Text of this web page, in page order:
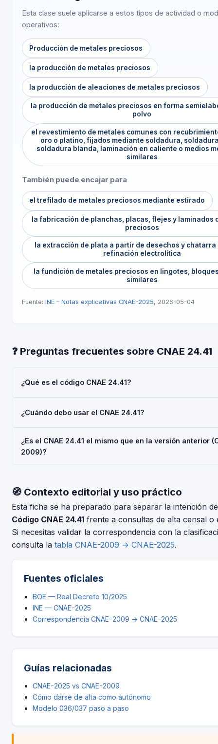
Esta clase suele aplicarse a estos tipos de actividad o
operativos:
Producción de metales preciosos
la producción de metales preciosos
la producción de aleaciones de metales preciosos
la producción de metales preciosos en forma
polvo
el revestimiento de metales comunes con
oro o platino, fijados mediante soldadura,
soldadura blanda, laminación en caliente o medios
similares
También puede encajar para
el trefilado de metales preciosos mediante estirado
la fabricación de planchas, placas, flejes y laminados
preciosos
la extracción de plata a partir de desechos y chatarra
refinación electrolítica
la fundición de metales preciosos en lingotes,
similares
Fuente: INE – Notas explicativas CNAE-2025, 2026-05-04
❓ Preguntas frecuentes sobre CNAE 24.41
¿Qué es el código CNAE 24.41?
según la Clasificación Nacional de Actividades Económicas
usado en registros oficiales en España.
¿Cuándo debo usar el CNAE 24.41?
metales preciosos'. Deberás indicarlo al darte de alta en la
Social (RETA), al registrar una sociedad en el Registro
¿Es el CNAE 24.41 el mismo que en la versión anterior
2009)?
modificaciones. El periodo de adaptación fue hasta el 30 de
🧭 Contexto editorial y uso práctico
Esta ficha se ha preparado para separar la intención
Código CNAE 24.41 frente a consultas de alta censal o
Si necesitas validar la correspondencia con la
consulta la tabla CNAE-2009 → CNAE-2025.
Fuentes oficiales
BOE — Real Decreto 10/2025
INE — CNAE-2025
Correspondencia CNAE-2009 → CNAE-2025
Guías relacionadas
CNAE-2025 vs CNAE-2009
Cómo darse de alta como autónomo
Modelo 036/037 paso a paso